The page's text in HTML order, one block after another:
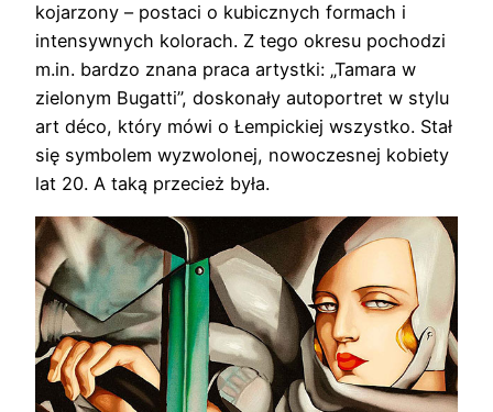
kojarzony – postaci o kubicznych formach i
intensywnych kolorach. Z tego okresu pochodzi
m.in. bardzo znana praca artystki: „Tamara w
zielonym Bugatti”, doskonały autoportret w stylu
art déco, który mówi o Łempickiej wszystko. Stał
się symbolem wyzwolonej, nowoczesnej kobiety
lat 20. A taką przecież była.